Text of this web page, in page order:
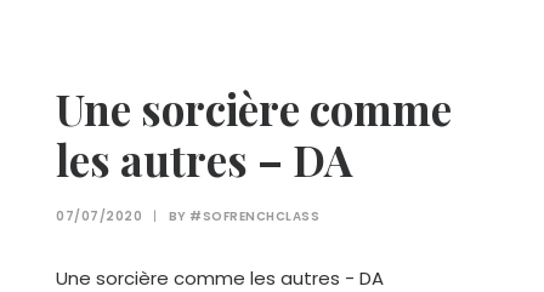
Recherche
Une sorcière comme
les autres – DA
07/07/2020 | BY #SOFRENCHCLASS
Une sorcière comme les autres - DA